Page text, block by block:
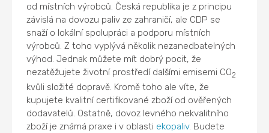
od místních výrobců. Česká republika je z principu
závislá na dovozu paliv ze zahraničí, ale CDP se
snaží o lokální spolupráci a podporu místních
výrobců. Z toho vyplývá několik nezanedbatelných
výhod. Jednak můžete mít dobrý pocit, že
nezatěžujete životní prostředí dalšími emisemi CO2
kvůli složité dopravě. Kromě toho ale víte, že
kupujete kvalitní certifikované zboží od ověřených
dodavatelů. Ostatně, dovoz levného nekvalitního
zboží je známá praxe i v oblasti ekopaliv. Budete